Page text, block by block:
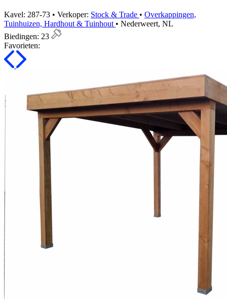
Kavel: 287-73 • Verkoper: Stock & Trade • Overkappingen,
Tuinhuizen, Hardhout & Tuinhout • Nederweert, NL
Biedingen: 23
Favorieten: